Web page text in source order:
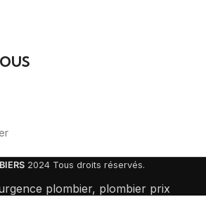
2024 Tous droits réservés.